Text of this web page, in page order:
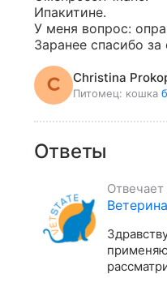
Ипакитине.
У меня вопрос:
Заранее спасибо за
Christina
Питомец: кошка
Ответы
Отвечает